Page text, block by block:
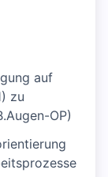
auf
zu
OP)